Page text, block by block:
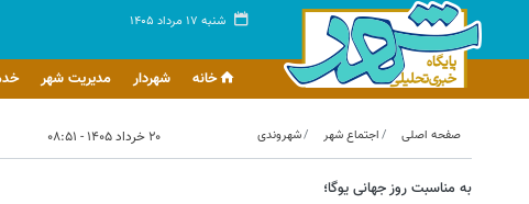
شنبه ۱۷ مرداد ۱۴۰۵
خانه شهردار مدیریت شهر
صفحه اصلی اجتماع شهر شهروندی ۲۰ خرداد ۱۴۰۵ - ۰۸:۵۱
به مناسبت روز جهانی یوگا؛